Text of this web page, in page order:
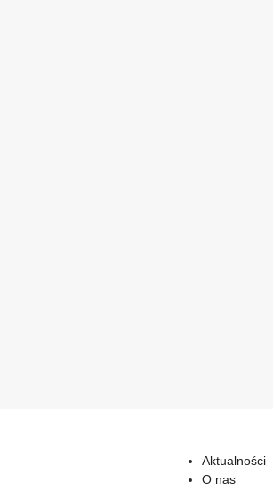
Aktualności
O nas